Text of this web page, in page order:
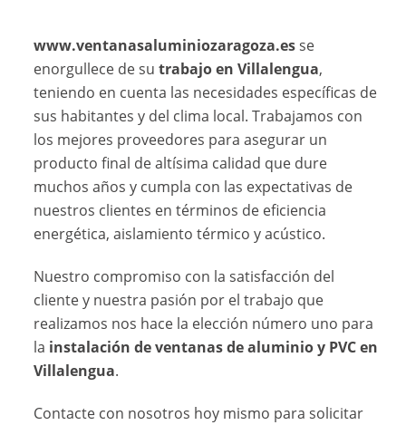
www.ventanasaluminiozaragoza.esse
enorgullece de sutrabajo en Villalengua,
teniendo en cuenta las necesidades específicas de
sus habitantes y del clima local. Trabajamos con
los mejores proveedores para asegurar un
producto final de altísima calidad que dure
muchos años y cumpla con las expectativas de
nuestros clientes en términos de eficiencia
energética, aislamiento térmico y acústico.
Nuestro compromiso con la satisfacción del
cliente y nuestra pasión por el trabajo que
realizamos nos hace la elección número uno para
la instalación de ventanas de aluminio y PVC en
Villalengua.
Contacte con nosotros hoy mismo para solicitar